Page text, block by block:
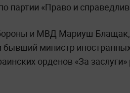
партии «Право и
и МВД Мариуш Блащак,
бывший министр
орденов «За